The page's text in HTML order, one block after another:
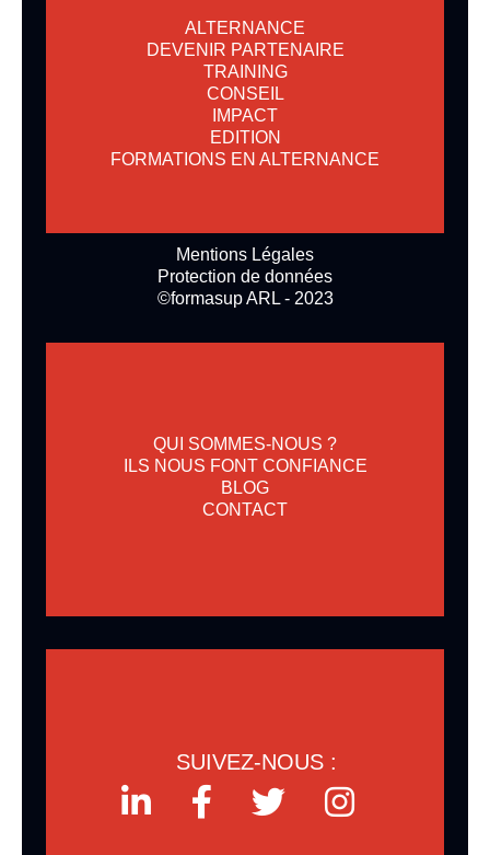
ALTERNANCE
DEVENIR PARTENAIRE
TRAINING
CONSEIL
IMPACT
EDITION
FORMATIONS EN ALTERNANCE
Mentions Légales
Protection de données
©formasup ARL - 2023
QUI SOMMES-NOUS ?
ILS NOUS FONT CONFIANCE
BLOG
CONTACT
SUIVEZ-NOUS :